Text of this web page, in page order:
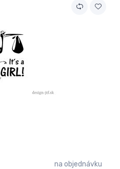
na objednávku